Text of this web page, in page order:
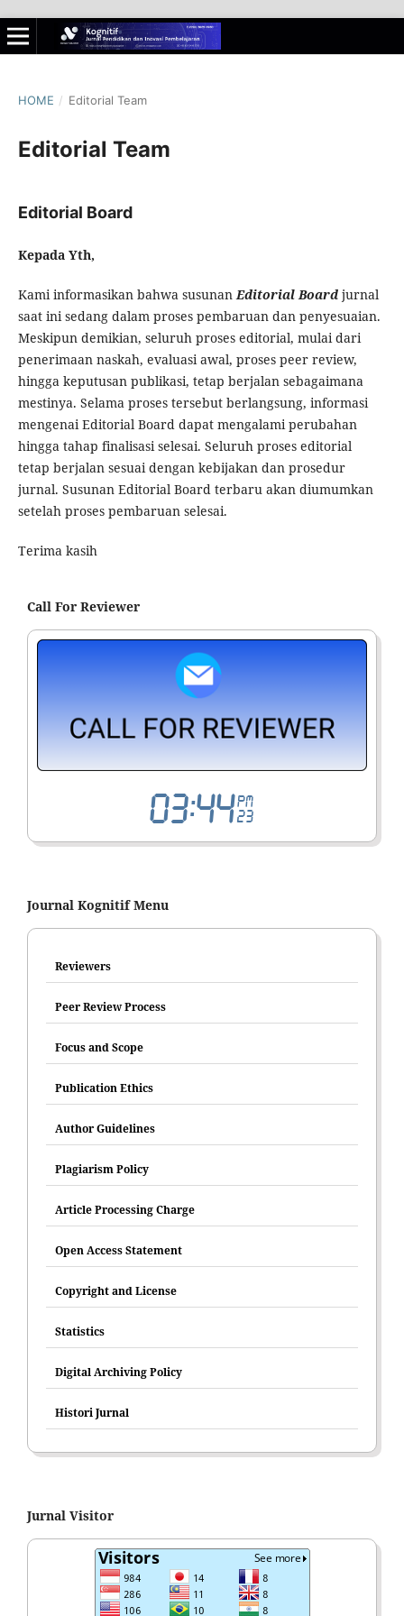
HOME / Editorial Team
Editorial Team
Editorial Board
Kepada Yth,
Kami informasikan bahwa susunanEditorial Boardjurnal
saat ini sedang dalam proses pembaruan dan penyesuaian.
Meskipun demikian, seluruh proses editorial, mulai dari
penerimaan naskah, evaluasi awal, proses peer review,
hingga keputusan publikasi, tetap berjalan sebagaimana
mestinya. Selama proses tersebut berlangsung, informasi
mengenai Editorial Board dapat mengalami perubahan
hingga tahap finalisasi selesai. Seluruh proses editorial
tetap berjalan sesuai dengan kebijakan dan prosedur
jurnal. Susunan Editorial Board terbaru akan diumumkan
setelah proses pembaruan selesai.
Terima kasih
Call For Reviewer
Journal Kognitif Menu
Reviewers
Peer Review Process
Focus and Scope
Publication Ethics
Author Guidelines
Plagiarism Policy
Article Processing Charge
Open Access Statement
Copyright and License
Statistics
Digital Archiving Policy
Histori Jurnal
Jurnal Visitor